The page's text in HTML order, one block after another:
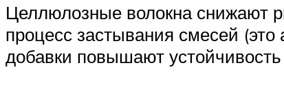
Целлюлозные волокна снижают
процесс застывания смесей
добавки повышают